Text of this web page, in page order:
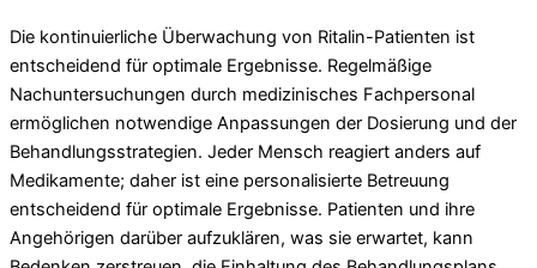
Die kontinuierliche Überwachung von Ritalin-Patienten ist
entscheidend für optimale Ergebnisse. Regelmäßige
Nachuntersuchungen durch medizinisches Fachpersonal
ermöglichen notwendige Anpassungen der Dosierung und der
Behandlungsstrategien. Jeder Mensch reagiert anders auf
Medikamente; daher ist eine personalisierte Betreuung
entscheidend für optimale Ergebnisse. Patienten und ihre
Angehörigen darüber aufzuklären, was sie erwartet, kann